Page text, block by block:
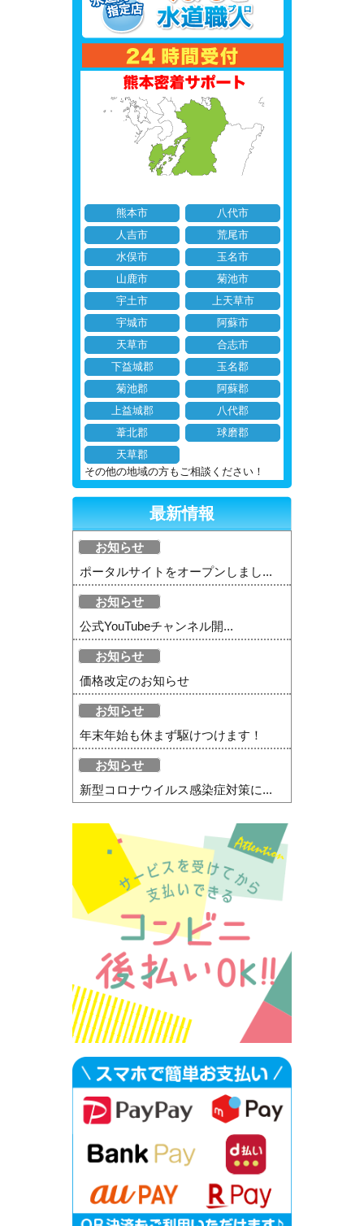
熊本市
八代市
人吉市
荒尾市
水俣市
玉名市
山鹿市
菊池市
宇土市
上天草市
宇城市
阿蘇市
天草市
合志市
下益城郡
玉名郡
菊池郡
阿蘇郡
上益城郡
八代郡
葦北郡
球磨郡
天草郡
その他の地域の方もご相談ください！
最新情報
お知らせ
ポータルサイトをオープンしまし...
お知らせ
公式YouTubeチャンネル開...
お知らせ
価格改定のお知らせ
お知らせ
年末年始も休まず駆けつけます！
お知らせ
新型コロナウイルス感染症対策に...